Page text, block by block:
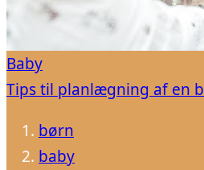
Baby
Tips til planlægning af en
børn
baby